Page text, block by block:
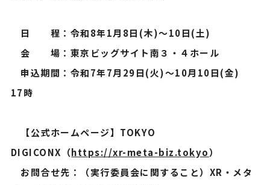
日 程：令和8年1月8日(木)～10日(土)
会 場：東京ビッグサイト南３・４ホール
申込期間：令和7年7月29日(火)～10月10日(金)
17時
【公式ホームページ】TOKYO
DIGICONX（https://xr-meta-biz.tokyo）
お問合せ先：（実行委員会に関すること）XR・メタ